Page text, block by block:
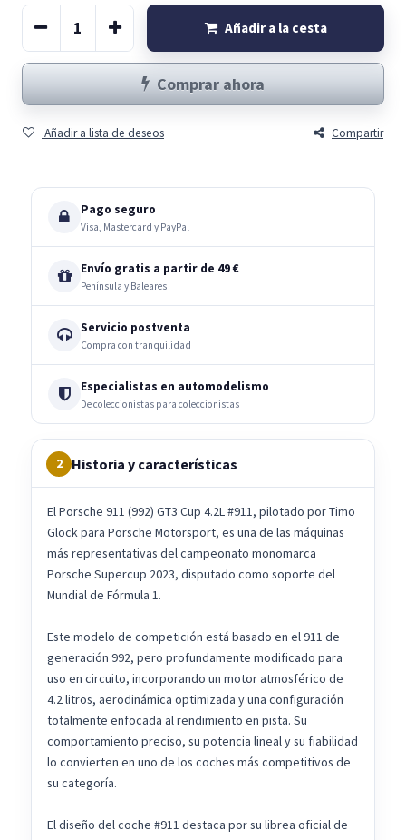
Añadir a la cesta
Comprar ahora
Añadir a lista de deseos Compartir
Pago seguro
Visa, Mastercard y PayPal
Envío gratis a partir de 49 €
Península y Baleares
Servicio postventa
Compra con tranquilidad
Especialistas en automodelismo
De coleccionistas para coleccionistas
2 Historia y características
El Porsche 911 (992) GT3 Cup 4.2L #911, pilotado por Timo
Glock para Porsche Motorsport, es una de las máquinas
más representativas del campeonato monomarca
Porsche Supercup 2023, disputado como soporte del
Mundial de Fórmula 1.
Este modelo de competición está basado en el 911 de
generación 992, pero profundamente modificado para
uso en circuito, incorporando un motor atmosférico de
4.2 litros, aerodinámica optimizada y una configuración
totalmente enfocada al rendimiento en pista. Su
comportamiento preciso, su potencia lineal y su fiabilidad
lo convierten en uno de los coches más competitivos de
su categoría.
El diseño del coche #911 destaca por su librea oficial de